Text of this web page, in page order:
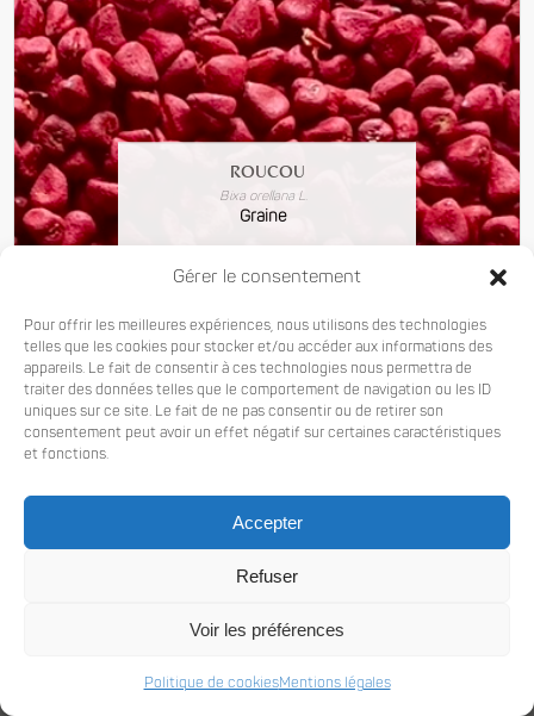
Gérer le consentement
Pour offrir les meilleures expériences, nous utilisons des technologies
telles que les cookies pour stocker et/ou accéder aux informations des
appareils. Le fait de consentir à ces technologies nous permettra de
traiter des données telles que le comportement de navigation ou les ID
uniques sur ce site. Le fait de ne pas consentir ou de retirer son
consentement peut avoir un effet négatif sur certaines caractéristiques
et fonctions.
Accepter
Refuser
Voir les préférences
Politique de cookiesMentions légales
ROUCOU
Bixa orellana L.
Graine